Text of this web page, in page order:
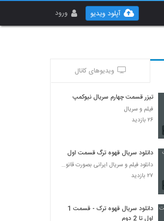
ورود آپلود ویدیو
ویدیوهای کانال
تیزر قسمت چهارم سریال نیوکمپ
فیلم و سریال
۲۶ بازدید
دانلود سریال قهوه ترگ قسمت اول
دانلود فیلم و سریال ایرانی بصورت قانونی
۲۷ بازدید
دانلود سریال قهوه ترک - قسمت 1
اول تا 2 دوم